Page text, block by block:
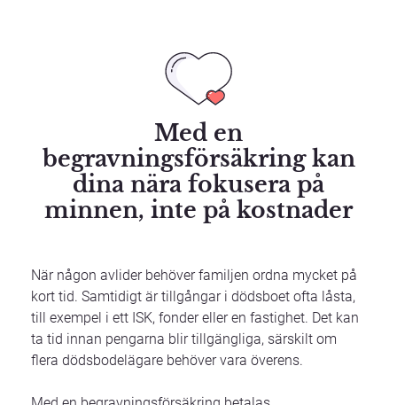
Med en
begravningsförsäkring kan
dina nära fokusera på
minnen, inte på kostnader
När någon avlider behöver familjen ordna mycket på
kort tid. Samtidigt är tillgångar i dödsboet ofta låsta,
till exempel i ett ISK, fonder eller en fastighet. Det kan
ta tid innan pengarna blir tillgängliga, särskilt om
flera dödsbodelägare behöver vara överens.